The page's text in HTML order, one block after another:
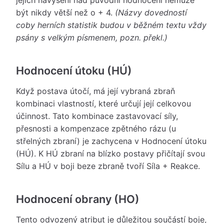
být nikdy větší než o + 4. (Názvy dovedností
coby herních statistik budou v běžném textu vždy
psány s velkým písmenem, pozn. překl.)
Hodnocení útoku (HÚ)
Když postava útočí, má její vybraná zbraň
kombinaci vlastností, které určují její celkovou
účinnost. Tato kombinace zastavovací síly,
přesnosti a kompenzace zpětného rázu (u
střelných zbraní) je zachycena v Hodnocení útoku
(HÚ). K HÚ zbraní na blízko postavy přičítají svou
Sílu a HÚ v boji beze zbraně tvoří Síla + Reakce.
Hodnocení obrany (HO)
Tento odvozený atribut je důležitou součástí boje,